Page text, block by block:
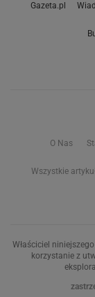
Gazeta.pl
O Nas
Wszystkie
Właściciel
korzystanie z